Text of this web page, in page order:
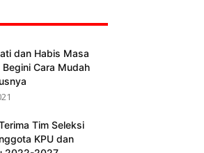
dan Habis Masa
Begini Cara Mudah
Tim Seleksi
KPU dan